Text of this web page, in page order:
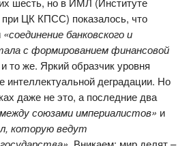
ЦК КПСС) показалось, что
«соединение банковского и
с формированием финансовой
то же. Яркий образчик уровня
интеллектуальной деградации. Но
даже не это, а последние два
союзами империалистов» и
которую ведут